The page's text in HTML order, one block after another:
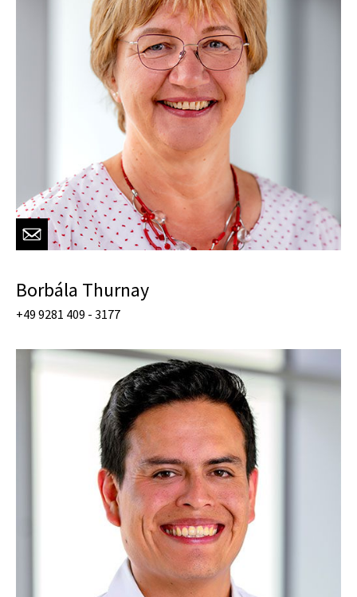
Borbála Thurnay
+49 9281 409 - 3177